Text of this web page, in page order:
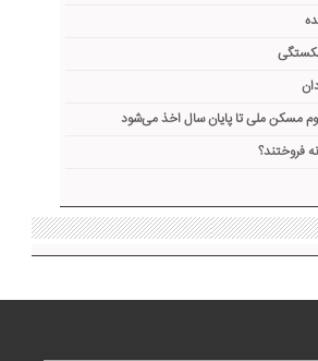
مسکن ملی تا پایان سال اخذ می‌شود
فروختند؟